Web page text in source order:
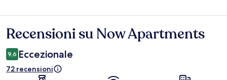
Recensioni
Recensioni su Now Apartments
9,6 Eccezionale
72 recensioni